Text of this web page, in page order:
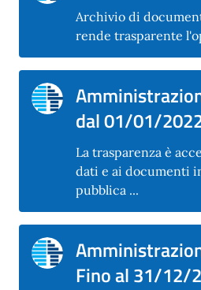
Archivio di
rende trasparente
dal 01/01/
La trasparenza è
dati e ai documenti
pubblica ...
Fino al 31/12/